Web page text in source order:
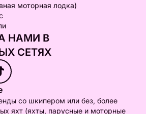
моторная лодка)
НАМИ В
СЕТЯХ
со шкипером или без, более
яхт (яхты, парусные и моторные